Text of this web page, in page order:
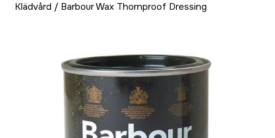
Klädvård / Barbour Wax Thornproof Dressing